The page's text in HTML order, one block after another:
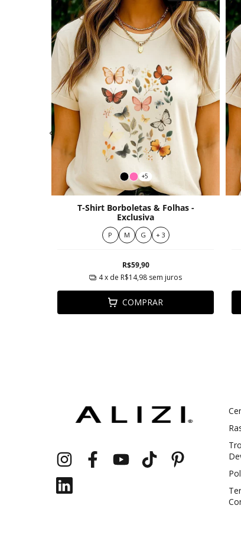
+5
T-Shirt Borboletas & Folhas -
Exclusiva
P M G + 3
R$59,90
4x de R$14,98 sem juros
COMPRAR
Cupom 1a compra: GANHE5